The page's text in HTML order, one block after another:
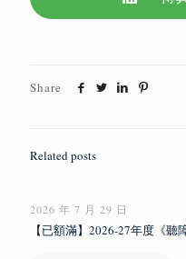
Share
Related posts
2026 年 7 月 29 日
【已額滿】2026-27年度《聽